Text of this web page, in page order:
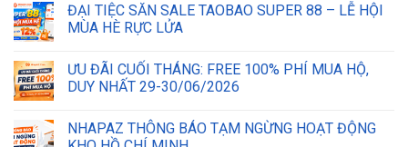
ĐẠI TIỆC SĂN SALE TAOBAO SUPER 88 – LỄ HỘI
MÙA HÈ RỰC LỬA
ƯU ĐÃI CUỐI THÁNG: FREE 100% PHÍ MUA HỘ,
DUY NHẤT 29-30/06/2026
NHAPAZ THÔNG BÁO TẠM NGỪNG HOẠT ĐỘNG